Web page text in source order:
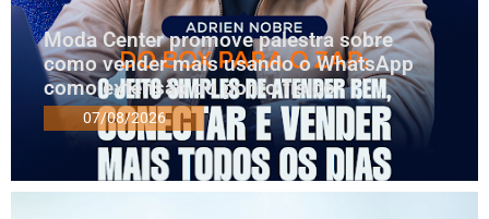
Moda Center promove palestra sobre
como vender mais usando o WhatsApp
como extensão do ponto físico
07/08/2026